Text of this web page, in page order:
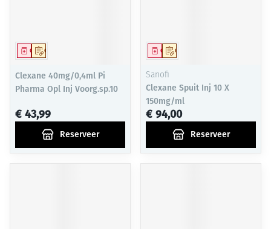
Op voorschrift
Geneesmiddel
Clexane 40mg/0,4ml Pi
Pharma Opl Inj Voorg.sp.10
€ 43,99
Reserveer
Op voorschrift
Geneesmiddel
Sanofi
Clexane Spuit Inj 10 X
150mg/ml
€ 94,00
Reserveer